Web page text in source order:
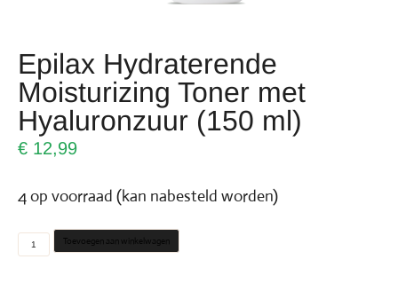
Epilax Hydraterende
Moisturizing Toner met
Hyaluronzuur (150 ml)
€ 12,99
4 op voorraad (kan nabesteld worden)
Toevoegen aan winkelwagen